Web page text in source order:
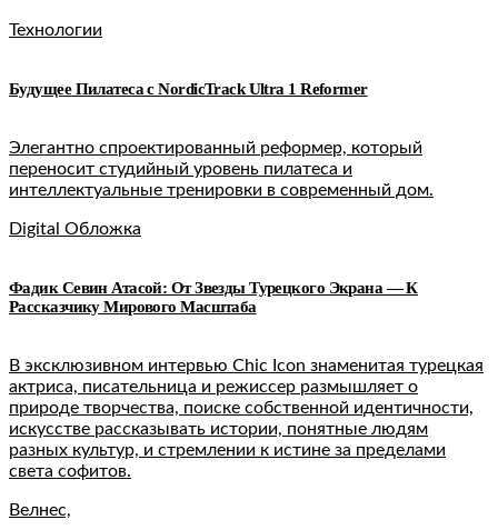
Технологии
Будущее Пилатеса с NordicTrack Ultra 1 Reformer
Элегантно спроектированный реформер, который
переносит студийный уровень пилатеса и
интеллектуальные тренировки в современный дом.
Digital Обложка
Фадик Севин Атасой: От Звезды Турецкого Экрана — К
Рассказчику Мирового Масштаба
В эксклюзивном интервью Chic Icon знаменитая турецкая
актриса, писательница и режиссер размышляет о
природе творчества, поиске собственной идентичности,
искусстве рассказывать истории, понятные людям
разных культур, и стремлении к истине за пределами
света софитов.
Велнес,